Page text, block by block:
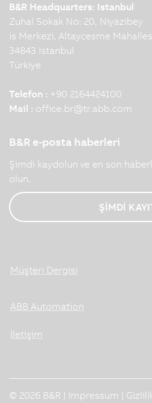
B&R Headquarters: Istanbul
Zuhal Sokak No: 20, Niyazibey
is Merkezi, Altaycesme
34843 Istanbul
Türkiye
Telefon : +90 2164424100
Mail : office.br@tr.abb.com
B&R e-posta haberleri
Şimdi kaydolun ve en son
olun.
ŞİMDİ
Müşteri Dergisi
ABB Automation
İletişim
© 2026 B&R | Impressum